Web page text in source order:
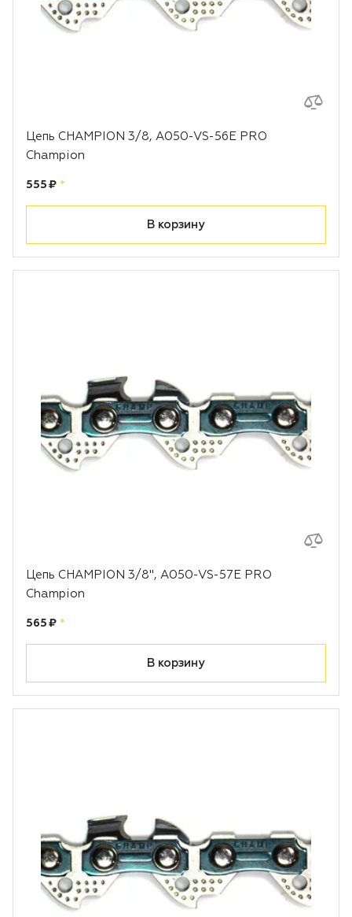
Цепь CHAMPION 3/8, A050-VS-56E PRO
Champion
Цена:
555 ₽ рублей
*
В корзину
Цепь CHAMPION 3/8", A050-VS-57E PRO
Champion
Цена:
565 ₽ рублей
*
В корзину